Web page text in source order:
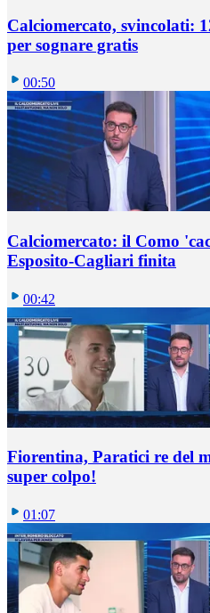
Calciomercato, svincolati:
per sognare gratis
00:50
Calciomercato: il Como
Esposito-Cagliari finita
00:42
Fiorentina, Paratici re del
super colpo!
01:07